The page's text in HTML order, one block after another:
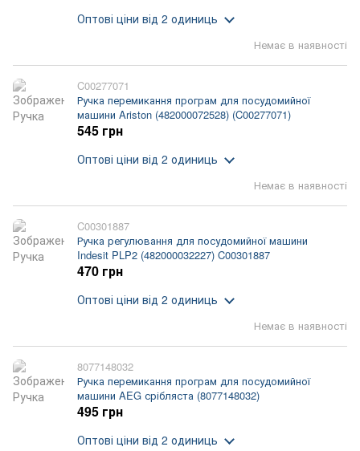
Немає в наявності
Оптові ціни від 2 одиниць
C00277071
Ручка перемикання програм для посудомийної
машини Ariston (482000072528) (C00277071)
Немає в наявності
545 грн
Оптові ціни від 2 одиниць
C00301887
Ручка регулювання для посудомийної машини
Indesit PLP2 (482000032227) C00301887
Немає в наявності
470 грн
Оптові ціни від 2 одиниць
8077148032
Ручка перемикання програм для посудомийної
машини AEG срібляста (8077148032)
495 грн
Оптові ціни від 2 одиниць